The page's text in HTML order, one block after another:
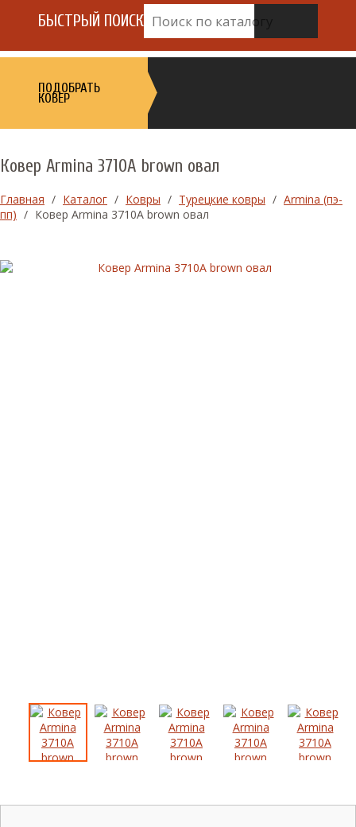
БЫСТРЫЙ ПОИСК
ПОДОБРАТЬ
КОВЕР
Ковер Armina 3710A brown овал
Главная / Каталог / Ковры / Турецкие ковры / Armina (пэ-
пп) / Ковер Armina 3710A brown овал